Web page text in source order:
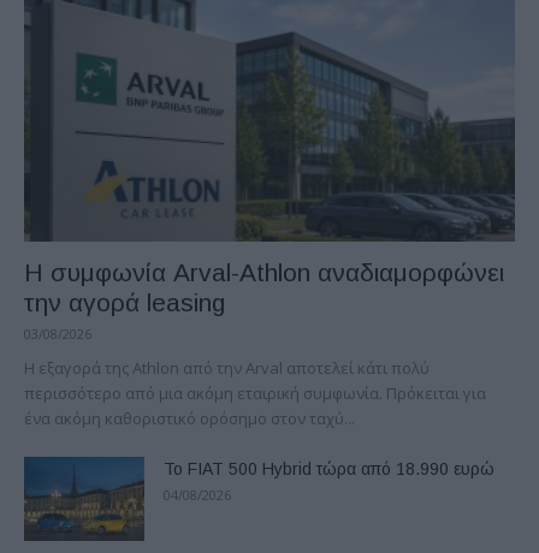
Η συμφωνία Arval-Athlon αναδιαμορφώνει
την αγορά leasing
03/08/2026
Η εξαγορά της Athlon από την Arval αποτελεί κάτι πολύ
περισσότερο από μια ακόμη εταιρική συμφωνία. Πρόκειται για
ένα ακόμη καθοριστικό ορόσημο στον ταχύ...
Το FIAT 500 Hybrid τώρα από 18.990 ευρώ
04/08/2026